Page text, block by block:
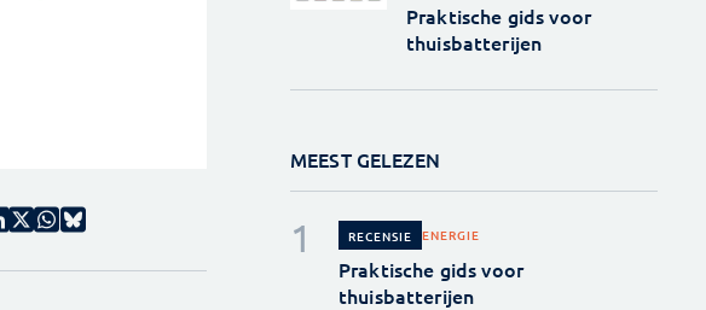
Praktische gids voor
thuisbatterijen
MEEST GELEZEN
RECENSIE ENERGIE
Praktische gids voor
thuisbatterijen